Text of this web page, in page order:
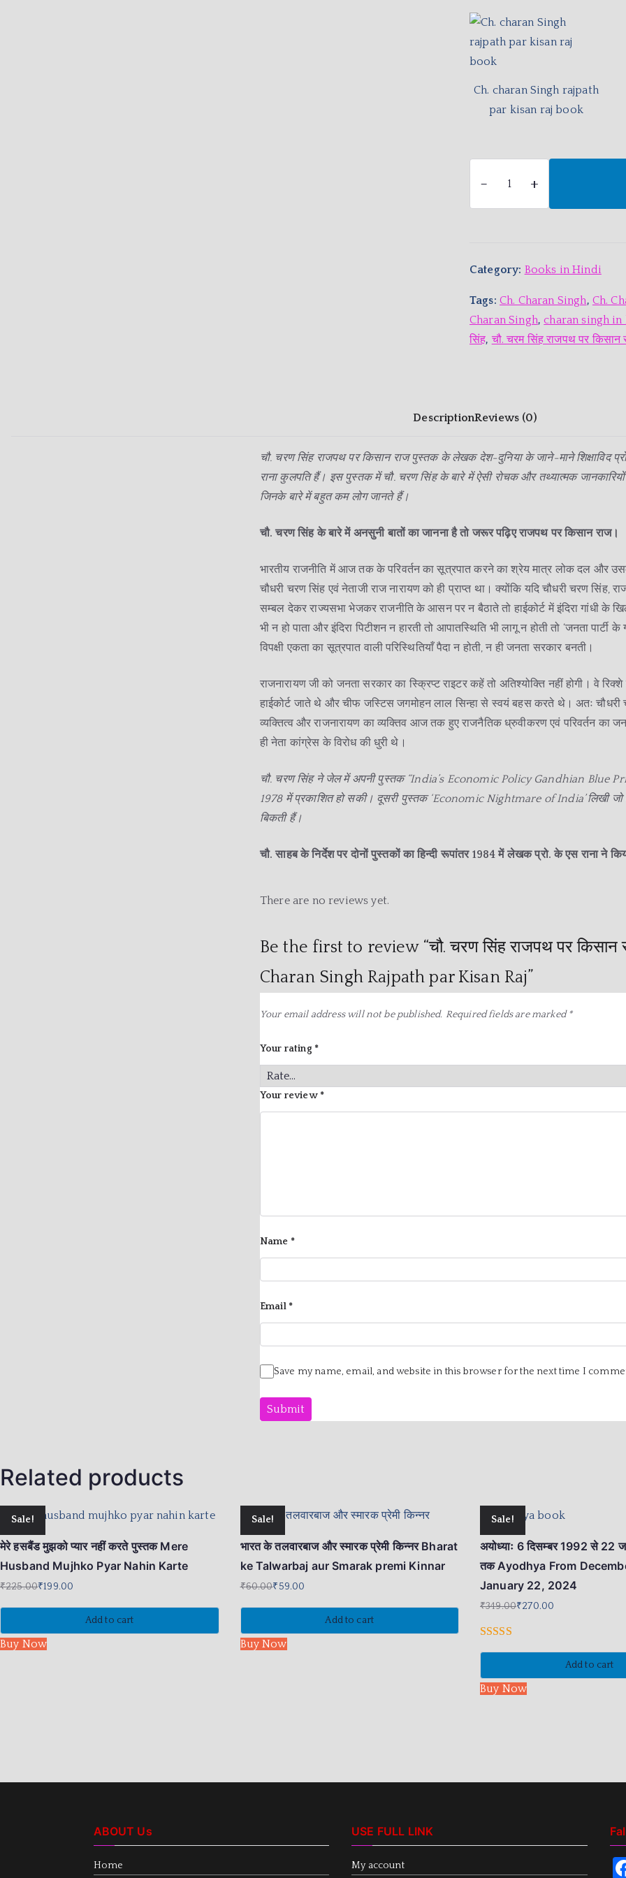
Ch. charan Singh rajpath
par kisan raj book
- +
Category: Books in Hindi
Tags: Ch. Charan Singh, Ch.
Charan Singh,charan singh in
सिंह,चौ. चरम सिंह राजपथ पर किसान
DescriptionReviews (0)
चौ. चरण सिंह राजपथ पर किसान राज पुस्तक के लेखक देश-दुनिया के जाने-माने शिक्षाविद
राना कुलपति हैं। इस पुस्तक में चौ. चरण सिंह के बारे में ऐसी रोचक और तथ्यात्मक जानकारियों
जिनके बारे में बहुत कम लोग जानते हैं।
चौ. चरण सिंह के बारे में अनसुनी बातों का जानना है तो जरूर पढ़िए राजपथ पर किसान राज।
भारतीय राजनीति में आज तक के परिवर्तन का सूत्रपात करने का श्रेय मात्र लोक दल और
चौधरी चरण सिंह एवं नेताजी राज नारायण को ही प्राप्त था। क्योंकि यदि चौधरी चरण सिंह,
सम्बल देकर राज्यसभा भेजकर राजनीति के आसन पर न बैठाते तो हाईकोर्ट में इंदिरा गांधी के
भी न हो पाता और इंदिरा पिटीशन न हारती तो आपातस्थिति भी लागू न होती तो ‘जनता पार्टी
विपक्षी एकता का सूत्रपात वाली परिस्थितियाँ पैदा न होती, न ही जनता सरकार बनती।
राजनारायण जी को जनता सरकार का स्क्रिप्ट राइटर कहें तो अतिश्योक्ति नहीं होगी। वे
हाईकोर्ट जाते थे और चीफ जस्टिस जगमोहन लाल सिन्हा से स्वयं बहस करते थे। अतः चौधरी
व्यक्तित्व और राजनारायण का व्यक्तिव आज तक हुए राजनैतिक ध्रुवीकरण एवं परिवर्तन का
ही नेता कांग्रेस के विरोध की धुरी थे।
चौ. चरण सिंह ने जेल में अपनी पुस्तक “India’s Economic Policy Gandhian Blue
1978 में प्रकाशित हो सकी। दूसरी पुस्तक ‘Economic Nightmare of India’ लिखी जो
बिकती हैं।
चौ. साहब के निर्देश पर दोनों पुस्तकों का हिन्दी रूपांतर 1984 में लेखक प्रो. के एस राना ने
There are no reviews yet.
Be the first to review “चौ. चरण सिंह राजपथ पर किसान
Charan Singh Rajpath par Kisan Raj”
Your email address will not be published. Required fields are marked*
Your rating *
Your review *
Name *
Email *
Save my name, email, and website in this browser for the next time I
Related products
Sale!
मेरे हसबैंड मुझको प्यार नहीं करते पुस्तक Mere
Husband Mujhko Pyar Nahin Karte
₹225.00₹199.00
Add to cart
Buy Now
Sale!
भारत के तलवारबाज और स्मारक प्रेमी किन्नर Bharat
ke Talwarbaj aur Smarak premi Kinnar
₹60.00₹59.00
Add to cart
Buy Now
Sale!
अयोध्याः 6 दिसम्बर 1992 से 22
तक Ayodhya From
January 22, 2024
₹349.00₹270.00
Add to cart
Buy Now
ABOUT Us
Home
USE FULL LINK
My account